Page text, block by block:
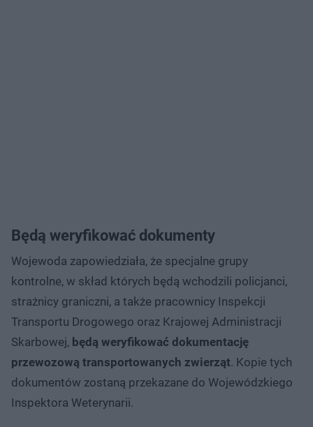
Będą weryfikować dokumenty
Wojewoda zapowiedziała, że specjalne grupy
kontrolne, w skład których będą wchodzili policjanci,
strażnicy graniczni, a także pracownicy Inspekcji
Transportu Drogowego oraz Krajowej Administracji
Skarbowej, będą weryfikować dokumentację
przewozową transportowanych zwierząt. Kopie tych
dokumentów zostaną przekazane do Wojewódzkiego
Inspektora Weterynarii.